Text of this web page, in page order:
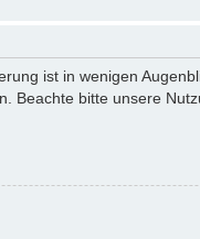
ist in wenigen
bitte unsere